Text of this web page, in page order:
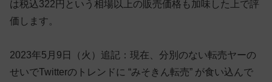
は税込322円という相場以上の販売価格も加味した上で評
価します。
2023年5月9日（火）追記：現在、分別のない転売ヤーの
せいでTwitterのトレンドに “みそきん転売” が食い込んで